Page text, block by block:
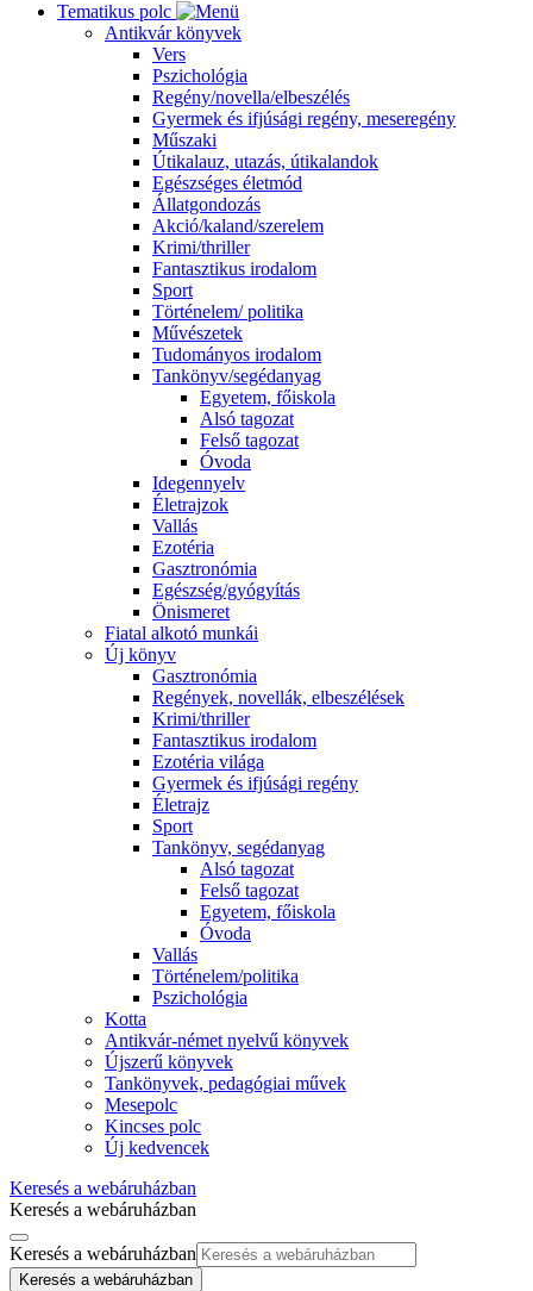
Tematikus polc
Antikvár könyvek
Vers
Pszichológia
Regény/novella/elbeszélés
Gyermek és ifjúsági regény, meseregény
Műszaki
Útikalauz, utazás, útikalandok
Egészséges életmód
Állatgondozás
Akció/kaland/szerelem
Krimi/thriller
Fantasztikus irodalom
Sport
Történelem/ politika
Művészetek
Tudományos irodalom
Tankönyv/segédanyag
Egyetem, főiskola
Alsó tagozat
Felső tagozat
Óvoda
Idegennyelv
Életrajzok
Vallás
Ezotéria
Gasztronómia
Egészség/gyógyítás
Önismeret
Fiatal alkotó munkái
Új könyv
Gasztronómia
Regények, novellák, elbeszélések
Krimi/thriller
Fantasztikus irodalom
Ezotéria világa
Gyermek és ifjúsági regény
Életrajz
Sport
Tankönyv, segédanyag
Alsó tagozat
Felső tagozat
Egyetem, főiskola
Óvoda
Vallás
Történelem/politika
Pszichológia
Kotta
Antikvár-német nyelvű könyvek
Újszerű könyvek
Tankönyvek, pedagógiai művek
Mesepolc
Kincses polc
Új kedvencek
Keresés a webáruházban
Keresés a webáruházban
Keresés a webáruházban
Keresés a webáruházban